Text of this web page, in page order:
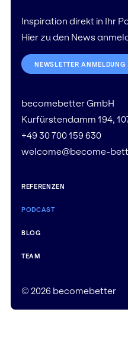
Inspiration direkt in Ihr
Hier zu den News
NEWSLETTER ANMELDUNG
becomebetter GmbH
Kurfürstendamm 194,
+49 30 700 159 630
welcome@become-
REFERENZEN
PODCAST
BLOG
TEAM
© 2026 becomebetter